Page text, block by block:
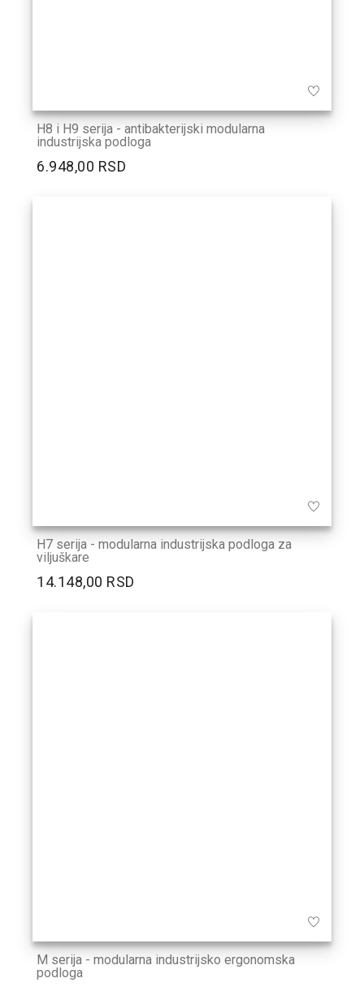
H8 i H9 serija - antibakterijski modularna
industrijska podloga
6.948,00 RSD
H7 serija - modularna industrijska podloga za
viljuškare
14.148,00 RSD
M serija - modularna industrijsko ergonomska
podloga